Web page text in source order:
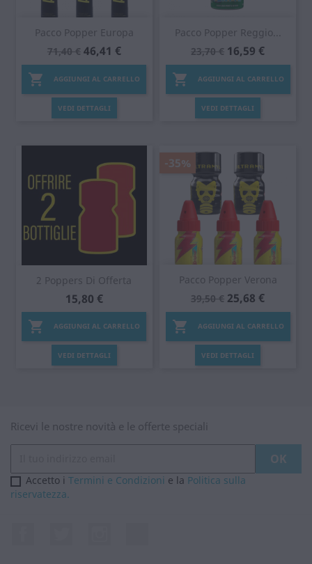
Pacco Popper Europa
71,40 € 46,41 €
 AGGIUNGI AL CARRELLO
VEDI DETTAGLI
Pacco Popper Reggio...
23,70 € 16,59 €
 AGGIUNGI AL CARRELLO
VEDI DETTAGLI
2 Poppers Di Offerta
15,80 €
 AGGIUNGI AL CARRELLO
VEDI DETTAGLI
Pacco Popper Verona
39,50 € 25,68 €
 AGGIUNGI AL CARRELLO
VEDI DETTAGLI
-35%
Ricevi le nostre novità e le offerte speciali
Accetto i Termini e Condizioni e la Politica sulla
riservatezza.